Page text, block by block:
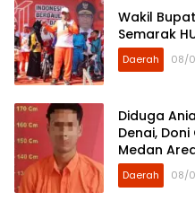
Wakil
Semarak
Daerah 08/
Diduga
Denai,
Medan
Daerah 08/